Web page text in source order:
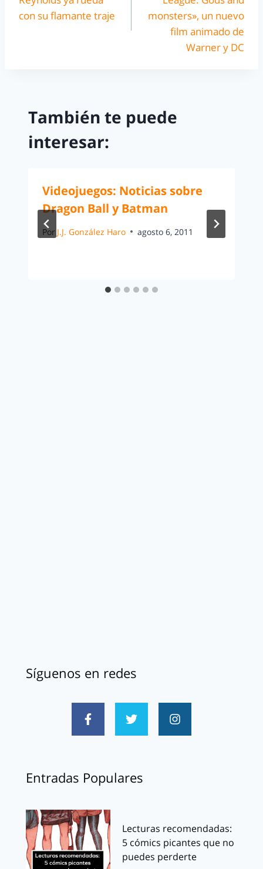
con su flamante traje
monsters», un nuevo
film animado de
Warner y DC
También te puede
interesar:
Videojuegos: Noticias sobre
Dragon Ball y Batman
Por J.J. González Haro agosto 6, 2011
Síguenos en redes
Entradas Populares
Lecturas recomendadas:
5 cómics picantes que no
puedes perderte